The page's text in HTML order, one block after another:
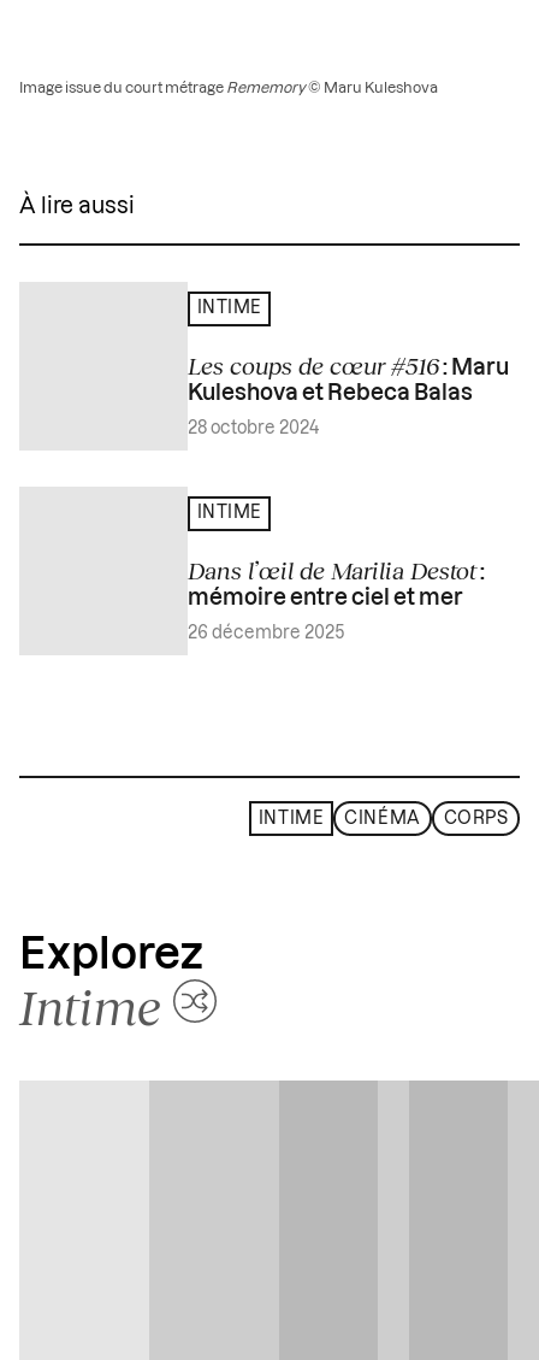
Image issue du court métrage Rememory© Maru Kuleshova
À lire aussi
INTIME
Les coups de cœur #516: Maru
Kuleshova et Rebeca Balas
28 octobre 2024
INTIME
Dans l’œil de Marilia Destot:
mémoire entre ciel et mer
26 décembre 2025
INTIME CINÉMA CORPS
Explorez
Intime